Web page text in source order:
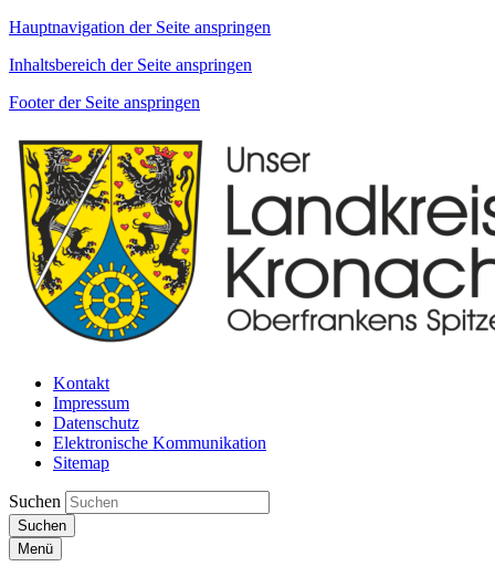
Hauptnavigation der Seite anspringen
Inhaltsbereich der Seite anspringen
Footer der Seite anspringen
Kontakt
Impressum
Datenschutz
Elektronische Kommunikation
Sitemap
Suchen
Suchen
Menü